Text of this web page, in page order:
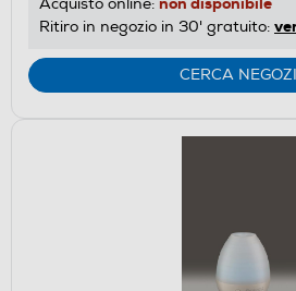
Ritiro in negozio in 30' gratuito:
CERCA